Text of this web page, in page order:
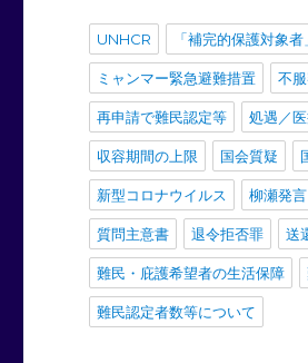
UNHCR 「補完的保護対象者
ミャンマー緊急避難措置 不
再申請で難民認定等 処遇／
収容期間の上限 国会質疑
新型コロナウイルス 柳瀬発言
質問主意書 退令拒否罪 送
難民・庇護希望者の生活保障
難民認定者数等について